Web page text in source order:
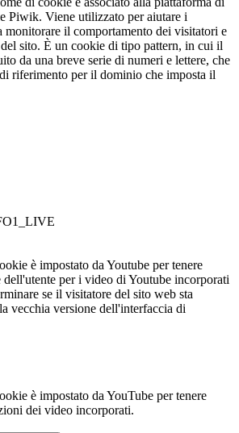
Piwik. Viene utilizzato per aiutare i
monitorare il comportamento dei visitatori e
sito. È un cookie di tipo pattern, in cui il
da una breve serie di numeri e lettere, che
riferimento per il dominio che imposta il
è impostato da Youtube per tenere
dell'utente per i video di Youtube incorporati
se il visitatore del sito web sta
vecchia versione dell'interfaccia di
è impostato da YouTube per tenere
dei video incorporati.